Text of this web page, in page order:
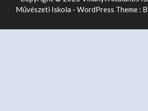
Művészeti Iskola - WordPress Theme :